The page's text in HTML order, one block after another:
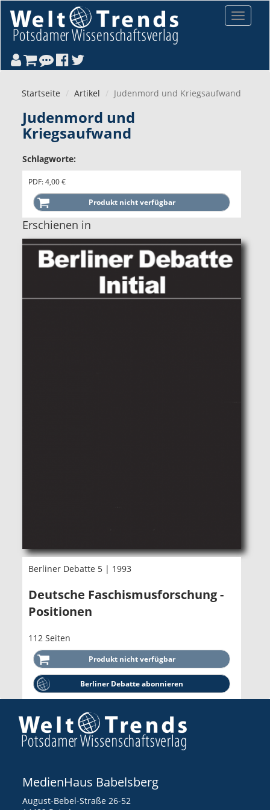
Toggle
Startseite Artikel Judenmord und Kriegsaufwand
Judenmord und
Kriegsaufwand
Schlagworte:
PDF: 4,00 €
Erschienen in
Berliner Debatte 5 | 1993
Deutsche Faschismusforschung -
Positionen
112 Seiten
Berliner Debatte abonnieren
MedienHaus Babelsberg
August-Bebel-Straße 26-52